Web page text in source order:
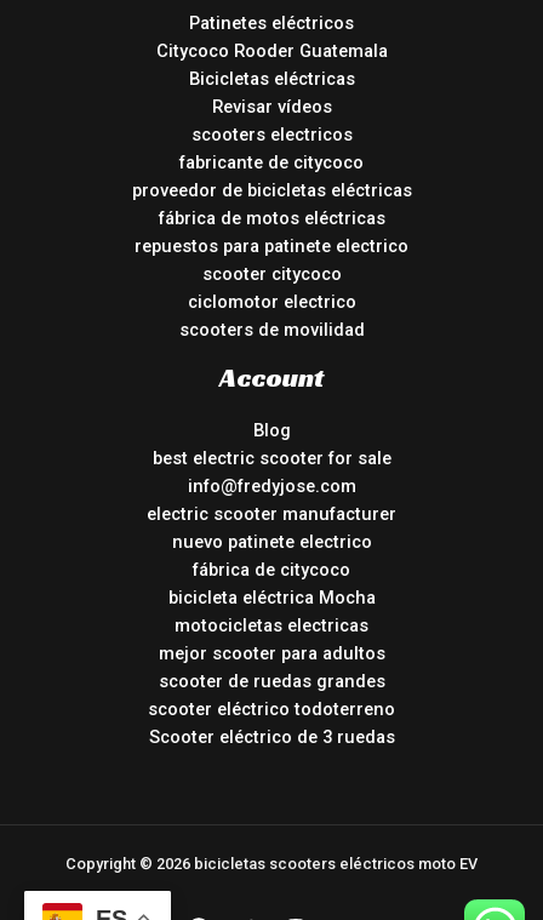
Patinetes eléctricos
Citycoco Rooder Guatemala
Bicicletas eléctricas
Revisar vídeos
scooters electricos
fabricante de citycoco
proveedor de bicicletas eléctricas
fábrica de motos eléctricas
repuestos para patinete electrico
scooter citycoco
ciclomotor electrico
scooters de movilidad
Account
Blog
best electric scooter for sale
info@fredyjose.com
electric scooter manufacturer
nuevo patinete electrico
fábrica de citycoco
bicicleta eléctrica Mocha
motocicletas electricas
mejor scooter para adultos
scooter de ruedas grandes
scooter eléctrico todoterreno
Scooter eléctrico de 3 ruedas
Copyright © 2026 bicicletas scooters eléctricos moto EV